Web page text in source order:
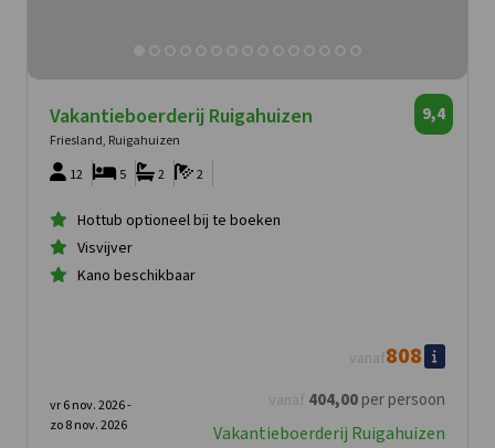
Vakantieboerderij Ruigahuizen
Friesland, Ruigahuizen
9,4
12 2
2
5
Hottub optioneel bij te boeken
Visvijver
Kano beschikbaar
vanaf 404,00per persoon
vanaf808
vr 6 nov. 2026 -
zo 8 nov. 2026
Vakantieboerderij Ruigahuizen